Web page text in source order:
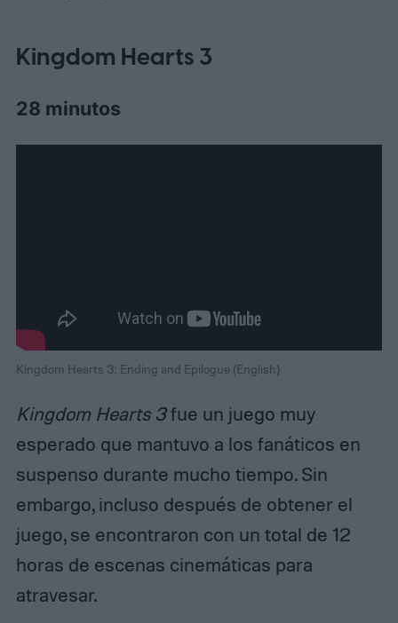
Kingdom Hearts 3
28 minutos
Kingdom Hearts 3: Ending and Epilogue (English)
Kingdom Hearts 3fue un juego muy
esperado que mantuvo a los fanáticos en
suspenso durante mucho tiempo. Sin
embargo, incluso después de obtener el
juego, se encontraron con un total de 12
horas de escenas cinemáticas para
atravesar.